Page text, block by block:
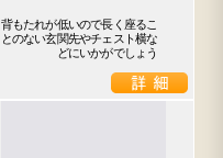
背もたれが低いので長く座るこ
とのない玄関先やチェスト横な
どにいかがでしょう